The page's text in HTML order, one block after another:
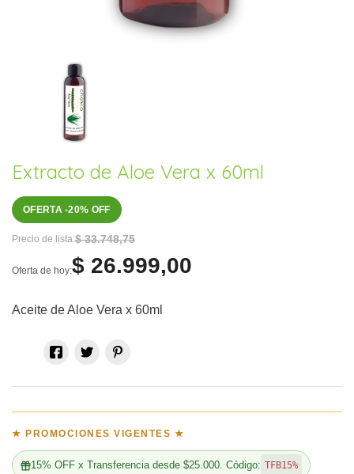
Extracto de Aloe Vera x 60ml
OFERTA -20% OFF
Precio de lista:$ 33.748,75
Oferta de hoy:$ 26.999,00
Aceite de Aloe Vera x 60ml
★ PROMOCIONES VIGENTES ★
15% OFF x Transferencia desde $25.000. Código: TFB15%